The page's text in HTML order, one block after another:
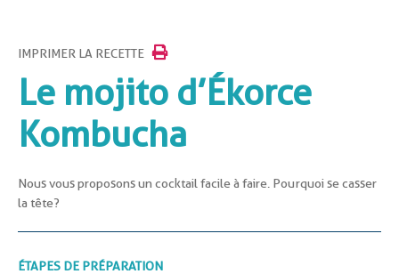
IMPRIMER LA RECETTE
Le mojito d’Ékorce
Kombucha
Nous vous proposons un cocktail facile à faire. Pourquoi se casser
la tête?
ÉTAPES DE PRÉPARATION